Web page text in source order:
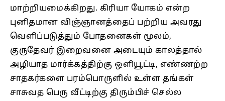
மாற்றியமைக்கிறது. கிரியா யோகம் என்ற
புனிதமான விஞ்ஞானத்தைப் பற்றிய அவரது
வெளிப்படுத்தும் போதனைகள் மூலம்,
குருதேவர் இறைவனை அடையும் காலத்தால்
அழியாத மார்க்கத்திற்கு ஒளியூட்டி, எண்ணற்ற
சாதகர்களை பரம்பொருளில் உள்ள தங்கள்
சாசுவத பெரு வீட்டிற்கு திரும்பிச் செல்ல